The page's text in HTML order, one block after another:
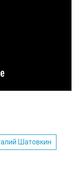
Шатовкин